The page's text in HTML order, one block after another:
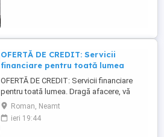
OFERTĂ DE CREDIT: Servicii
financiare pentru toată lumea
OFERTĂ DE CREDIT: Servicii financiare
pentru toată lumea. Dragă afacere, vă
aflați într-o criză economică și nu vă puteți
rezolva problemele financiare. Nu vă faceți
griji. Oferim servicii financiare și de
Roman, Neamt
ieri 19:44